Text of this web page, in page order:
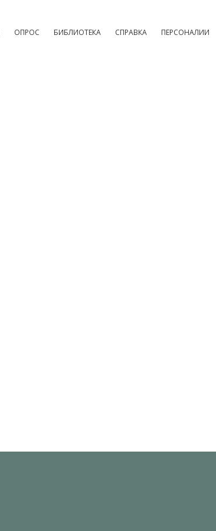
ОПРОС БИБЛИОТЕКА СПРАВКА ПЕРСОНАЛИИ